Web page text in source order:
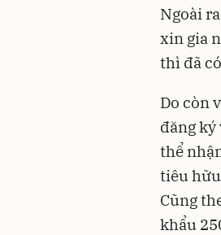
Ngoài
xin gia
thì đã
Do còn
đăng ký
thể
tiêu
Cũng
khẩu